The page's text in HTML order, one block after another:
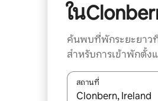
ใน
ค้นพบที่พักระยะยาว
สำหรับการเข้าพักตั้ง
สถานที่
ใช้ลูกศรขึ้นลง หรือใช้